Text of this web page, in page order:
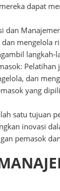
dapat
dan
mengelola
langkah-
dan
yang
satu tujuan
inovasi
pemasok